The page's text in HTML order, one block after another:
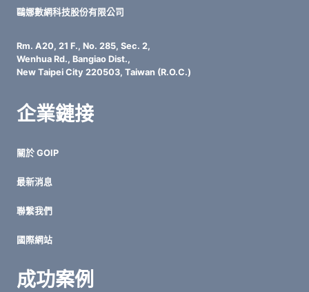
鍵
本
解
析
鷗娜數網科技股份有限公司
Rm. A20, 21 F., No. 285, Sec. 2,
Wenhua Rd., Bangiao Dist.,
New Taipei City 220503, Taiwan (R.O.C.)
企業鏈接
關於 GOIP
最新消息
聯繫我們
國際網站
成功案例